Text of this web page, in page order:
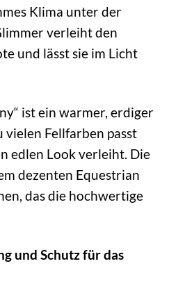
Klima unter der
verleiht den
und lässt sie im Licht
ist ein warmer, erdiger
Fellfarben passt
edlen Look verleiht. Die
dezenten Equestrian
das die hochwertige
und Schutz für das